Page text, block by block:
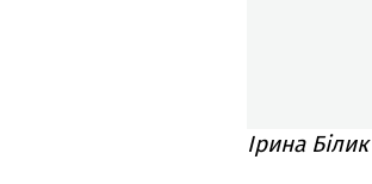
Ірина